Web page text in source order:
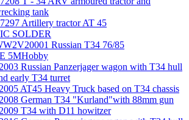
tank
Artillery tractor AT 45
SOLDER
Russian T34 76/85
5MHobby
Russian Panzerjager wagon with T34 hull
early T34 turret
AT45 Heavy Truck based on T34 chassis
German T34 "Kurland"with 88mm gun
T34 with D11 howitzer